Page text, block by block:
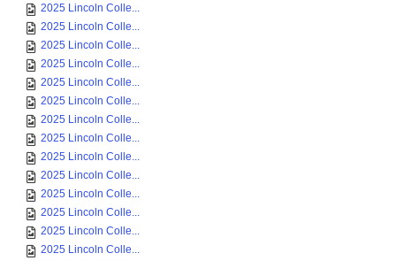
2025 Lincoln Colle...
2025 Lincoln Colle...
2025 Lincoln Colle...
2025 Lincoln Colle...
2025 Lincoln Colle...
2025 Lincoln Colle...
2025 Lincoln Colle...
2025 Lincoln Colle...
2025 Lincoln Colle...
2025 Lincoln Colle...
2025 Lincoln Colle...
2025 Lincoln Colle...
2025 Lincoln Colle...
2025 Lincoln Colle...